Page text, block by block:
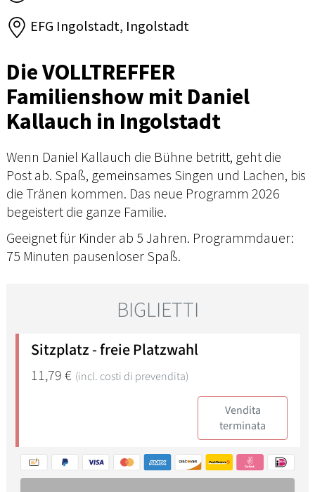
EFG Ingolstadt, Ingolstadt
Die VOLLTREFFER
Familienshow mit Daniel
Kallauch in Ingolstadt
Wenn Daniel Kallauch die Bühne betritt, geht die
Post ab. Spaß, gemeinsames Singen und Lachen, bis
die Tränen kommen. Das neue Programm 2026
begeistert die ganze Familie.
Geeignet für Kinder ab 5 Jahren. Programmdauer:
75 Minuten pausenloser Spaß.